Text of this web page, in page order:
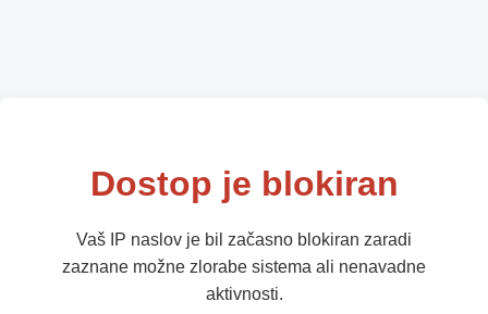
Dostop je blokiran
Vaš IP naslov je bil začasno blokiran zaradi
zaznane možne zlorabe sistema ali nenavadne
aktivnosti.